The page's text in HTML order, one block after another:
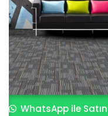
WhatsApp ile